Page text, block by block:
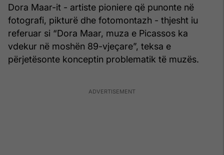
Dora Maar-it - artiste pioniere që punonte në
fotografi, pikturë dhe fotomontazh - thjesht iu
referuar si “Dora Maar, muza e Picassos ka
vdekur në moshën 89-vjeçare”, teksa e
përjetësonte konceptin problematik të muzës.